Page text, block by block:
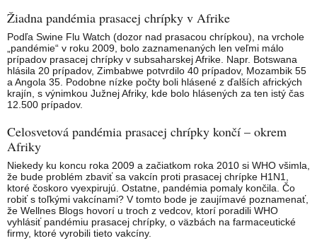
Žiadna pandémia prasacej chrípky v Afrike
Podľa Swine Flu Watch (dozor nad prasacou chrípkou), na vrchole
„pandémie“ v roku 2009, bolo zaznamenaných len veľmi málo
prípadov prasacej chrípky v subsaharskej Afrike. Napr. Botswana
hlásila 20 prípadov, Zimbabwe potvrdilo 40 prípadov, Mozambik 55
a Angola 35. Podobne nízke počty boli hlásené z ďalších afrických
krajín, s výnimkou Južnej Afriky, kde bolo hlásených za ten istý čas
12.500 prípadov.
Celosvetová pandémia prasacej chrípky končí – okrem
Afriky
Niekedy ku koncu roka 2009 a začiatkom roka 2010 si WHO všimla,
že bude problém zbaviť sa vakcín proti prasacej chrípke H1N1,
ktoré čoskoro vyexpirujú. Ostatne, pandémia pomaly končila. Čo
robiť s toľkými vakcínami? V tomto bode je zaujímavé poznamenať,
že Wellnes Blogs hovorí u troch z vedcov, ktorí poradili WHO
vyhlásiť pandémiu prasacej chrípky, o väzbách na farmaceutické
firmy, ktoré vyrobili tieto vakcíny.